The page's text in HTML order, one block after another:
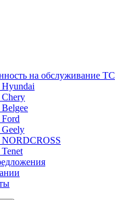
на обслуживание ТС